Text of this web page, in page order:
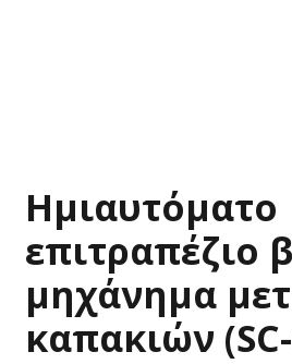
Ημιαυτόματο
επιτραπέζιο
μηχάνημα
καπακιών